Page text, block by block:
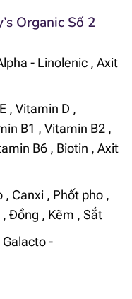
Organic Số 2
- Linolenic, Axit
, Vitamin D ,
B1 , Vitamin B2,
B6, Biotin , Axit
, Canxi, Phốt pho,
, Đồng , Kẽm , Sắt
Galacto -